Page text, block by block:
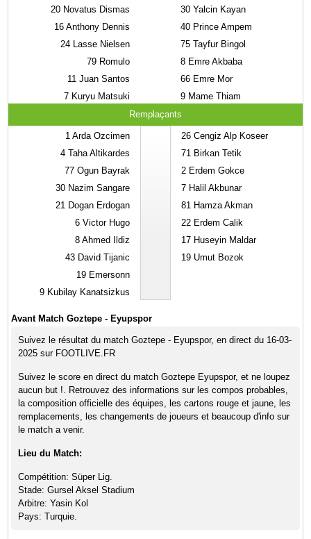
20 Novatus Dismas
16 Anthony Dennis
24 Lasse Nielsen
79 Romulo
11 Juan Santos
7 Kuryu Matsuki
30 Yalcin Kayan
40 Prince Ampem
75 Tayfur Bingol
8 Emre Akbaba
66 Emre Mor
9 Mame Thiam
Remplaçants
1 Arda Ozcimen
4 Taha Altikardes
77 Ogun Bayrak
30 Nazim Sangare
21 Dogan Erdogan
6 Victor Hugo
8 Ahmed Ildiz
43 David Tijanic
19 Emersonn
9 Kubilay Kanatsizkus
26 Cengiz Alp Koseer
71 Birkan Tetik
2 Erdem Gokce
7 Halil Akbunar
81 Hamza Akman
22 Erdem Calik
17 Huseyin Maldar
19 Umut Bozok
Avant Match Goztepe - Eyupspor
Suivez le résultat du match Goztepe - Eyupspor, en direct du 16-03-
2025 sur FOOTLIVE.FR
Suivez le score en direct du match Goztepe Eyupspor, et ne loupez
aucun but !. Retrouvez des informations sur les compos probables,
la composition officielle des équipes, les cartons rouge et jaune, les
remplacements, les changements de joueurs et beaucoup d'info sur
le match a venir.
Lieu du Match:
Compétition: Süper Lig.
Stade: Gursel Aksel Stadium
Arbitre: Yasin Kol
Pays: Turquie.